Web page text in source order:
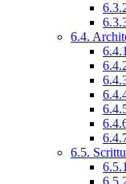
6.4.
6.5.